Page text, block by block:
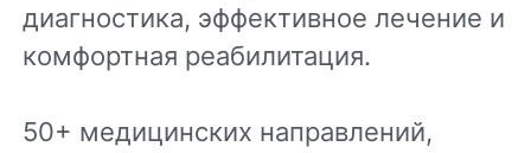
диагностика, эффективное лечение и
комфортная реабилитация.
50+ медицинских направлений,